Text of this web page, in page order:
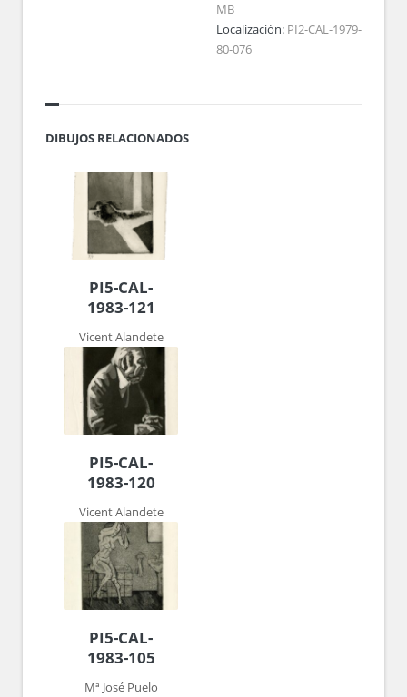
MB
Localización: PI2-CAL-1979-
80-076
DIBUJOS RELACIONADOS
PI5-CAL-
1983-121
Vicent Alandete
PI5-CAL-
1983-120
Vicent Alandete
PI5-CAL-
1983-105
Mª José Puelo